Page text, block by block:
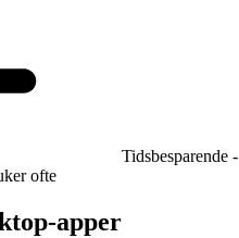
Tidsbesparende -
ofte
apper